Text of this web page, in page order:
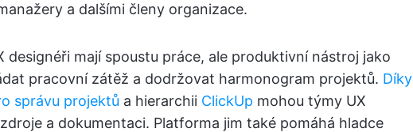
a dalšími členy organizace.
designéři mají spoustu práce, ale produktivní nástroj jako
pracovní zátěž a dodržovat harmonogram projektů. Díky
správu projektů a hierarchii ClickUp mohou týmy UX
a dokumentaci. Platforma jim také pomáhá hladce